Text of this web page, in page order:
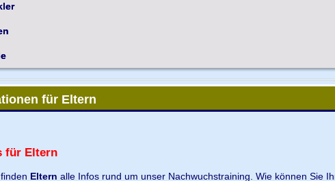
für Eltern
für Eltern
Eltern alle Infos rund um unser Nachwuchstraining. Wie können Sie